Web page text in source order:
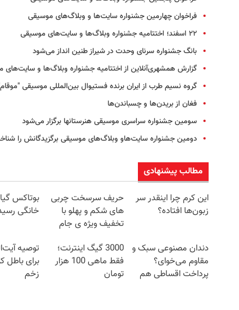
فراخوان چهارمین جشنواره سایت‌ها و وبلاگ‌های موسیقی
۲۲ اسفند؛ اختتامیه جشنواره وبلاگ‌ها و سایت‌های موسیقی
بانگ جشنواره سرنای وحدت در شیراز طنین انداز می‌شود
گزارش همشهری‌آنلاین از اختتامیه جشنواره وبلاگ‌ها و سایت‌های
گروه نسیم طرب از ایران برنده فستیوال بین‌المللی موسیقی
فغان از بریدن‌ها و چسباندن‌ها
سومین جشنواره سراسری موسیقی هنرستانها برگزار می‌شود
دومین جشنواره سایت‌هاو وبلاگ‌های موسیقی برگزیدگانش را
مطالب پیشنهادی
این کرم چرا اینقدر سر
زبون‌ها افتاده؟
حریف سرسخت چربی
های شکم و پهلو با
تخفیف ویژه ی جام
بوتاکس
خانگی
دندان مصنوعی سبک و
مقاوم می‌خوای؟
پرداخت اقساطی هم
3000 گیگ اینترنت؛
فقط ماهی 100 هزار
تومان
توصیه
برای
زخم